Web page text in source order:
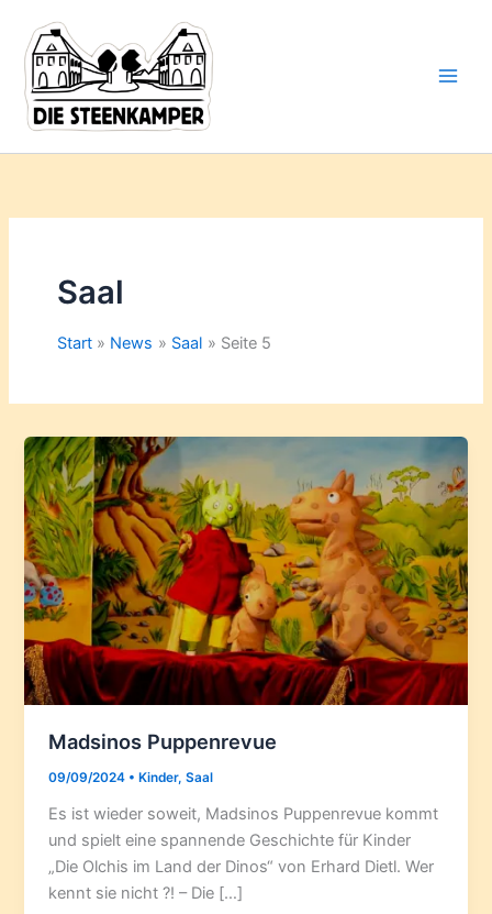
Inhalt
springen
Saal
Start News Saal Seite 5
Madsinos Puppenrevue
09/09/2024 •Kinder,Saal
Es ist wieder soweit, Madsinos Puppenrevue kommt
und spielt eine spannende Geschichte für Kinder
„Die Olchis im Land der Dinos“ von Erhard Dietl. Wer
kennt sie nicht ?! – Die […]
deine
Mail-
Adresse
ein ...